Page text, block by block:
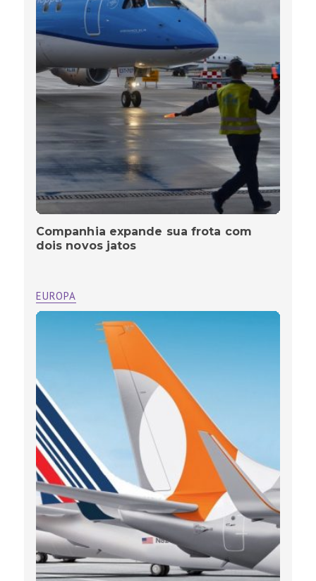
Companhia expande sua frota com
dois novos jatos
EUROPA